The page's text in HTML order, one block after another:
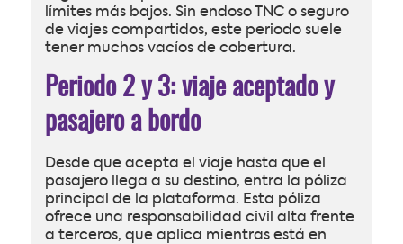
límites más bajos. Sin endoso TNC o seguro
de viajes compartidos, este periodo suele
tener muchos vacíos de cobertura.
Periodo 2 y 3: viaje aceptado y
pasajero a bordo
Desde que acepta el viaje hasta que el
pasajero llega a su destino, entra la póliza
principal de la plataforma. Esta póliza
ofrece una responsabilidad civil alta frente
a terceros, que aplica mientras está en